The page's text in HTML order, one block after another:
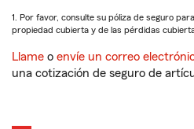
1. Por favor, consulte su póliza de seguro
propiedad cubierta y de las pérdidas
Llame o envíe un correo
una cotización de seguro de